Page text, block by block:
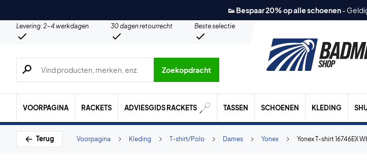
👟 Bespaar 20% op alle schoenen-
Levering: 2-4 werkdagen 30 dagen retourrecht
Beste selectie
Zoeken naar producten, merken etc.
Zoekopdracht
VOORPAGINA RACKETS ADVIESGIDS RACKETS TASSEN SCHOENEN KLEDING
Terug Yonex T-shirt 16746EX
Yonex
Dames
T-shirt/Polo
Kleding
Voorpagina